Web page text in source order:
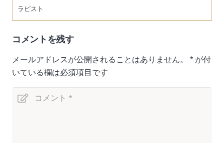
ラピスト
コメントを残す
メールアドレスが公開されることはありません。 * が付
いている欄は必須項目です